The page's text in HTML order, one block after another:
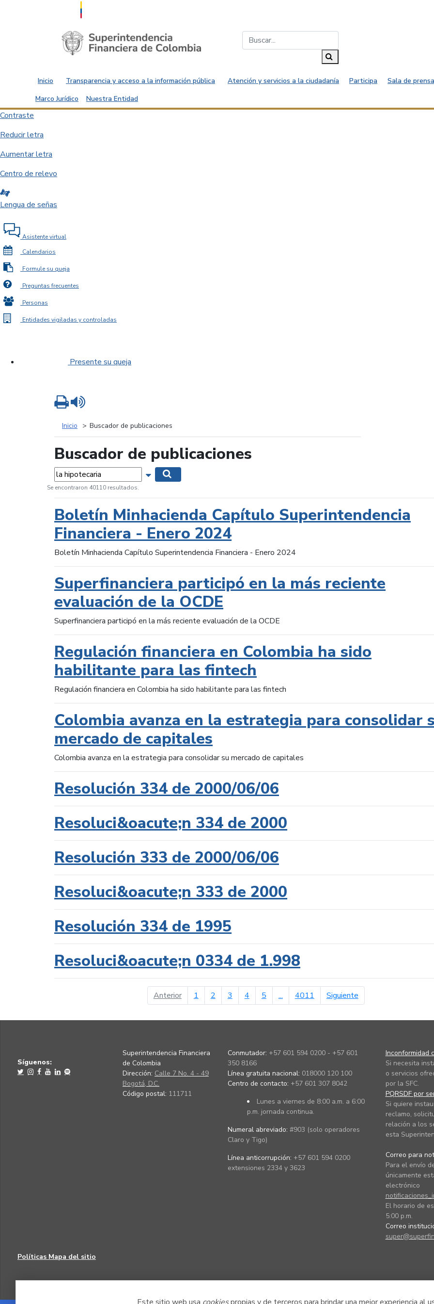
Saltar al contenido principal
Inicio Transparencia y acceso a la información pública Atención y servicios a la ciudadanía Participa
Sala de
Marco Jurídico
Nuestra Entidad
Contraste
Reducir letra
Aumentar letra
Centro de relevo
Lengua de señas
Asistente virtual
Calendarios
Formule su queja
Preguntas frecuentes
Personas
Entidades vigiladas y controladas
Presente su queja
Inicio Buscador de publicaciones
Buscador de publicaciones
Palabras... Mostrar opciones de búsqueda
Se encontraron 40110 resultados.
Boletín Minhacienda Capítulo Superintendencia
Financiera - Enero 2024
Boletín Minhacienda Capítulo Superintendencia Financiera - Enero 2024
Superfinanciera participó en la más reciente
evaluación de la OCDE
Superfinanciera participó en la más reciente evaluación de la OCDE
Regulación financiera en Colombia ha sido
habilitante para las fintech
Regulación financiera en Colombia ha sido habilitante para las fintech
Colombia avanza en la estrategia para consolidar
mercado de capitales
Colombia avanza en la estrategia para consolidar su mercado de capitales
Resolución 334 de 2000/06/06
Resoluci&oacute;n 334 de 2000
Resolución 333 de 2000/06/06
Resoluci&oacute;n 333 de 2000
Resolución 334 de 1995
Resoluci&oacute;n 0334 de 1.998
Anteriorpágina anterior
1 2 3 4 5 ... 4011 Siguientepágina siguiente
Imprimir
Síguenos:
Superintendencia Financiera
de Colombia
Dirección: Calle 7 No. 4 - 49
Bogotá, D.C.
Código postal: 111711
Conmutador: +57 601 594 0200 - +57 601
350 8166
Línea gratuita nacional: 018000 120 100
Centro de contacto: +57 601 307 8042
Lunes a viernes de 8:00 a.m. a 6:00
p.m. jornada continua.
Numeral abreviado: #903 (solo operadores
Claro y Tigo)
Línea anticorrupción: +57 601 594 0200
extensiones 2334 y 3623
Inconformidad
Si necesita
o servicios
por la SFC.
PQRSDF por
Si quiere
reclamo,
relación a los
esta
Correo para
Para el envío
únicamente
electrónico
El horario de
5:00 p.m.
Correo
Políticas Mapa del sitio